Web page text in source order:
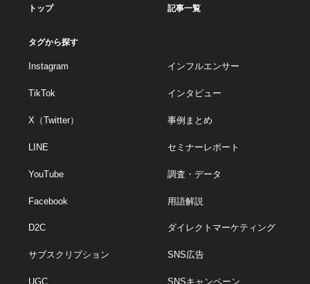
トップ 記事一覧
タグから探す
Instagram
TikTok
X（Twitter）
LINE
YouTube
Facebook
D2C
サブスクリプション
UGC
インフルエンサー
インタビュー
事例まとめ
セミナーレポート
調査・データ
用語解説
ダイレクトマーケティング
SNS広告
SNSキャンペーン